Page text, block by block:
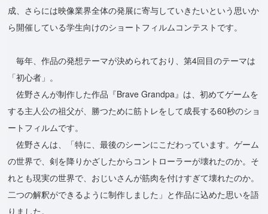
成、さらには映像業界全体の発展に寄与していきたいという思いか
ら開催している学生向けのショートフィルムコンテストです。
毎年、作品の発想テーマが決められており、第4回目のテーマは
「初心者」。
佐野さんが制作した作品『Brave Grandpa』は、初めてゲームを
する主人公の祖父が、勝つために筋トレをして成長する60秒のショ
ートフィルムです。
佐野さんは、「特に、最後のシーンにこだわっています。ゲーム
の世界で、剣を降りかざしたからコントローラーが壊れたのか。そ
れとも現実の世界で、おじいさんが筋肉を付けすぎて壊れたのか。
二つの解釈ができるように制作しました」と作品に込めた思いを語
りました。